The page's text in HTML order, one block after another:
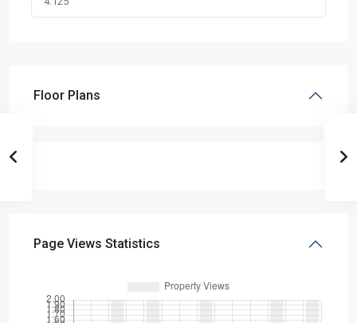
Floor Plans
Page Views Statistics